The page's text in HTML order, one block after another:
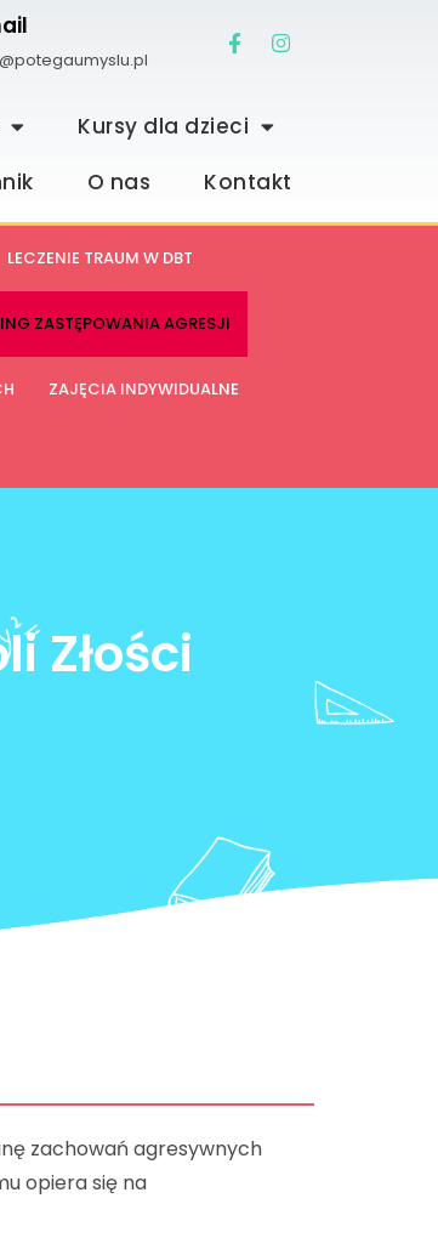
Kursy dla dzieci
O nas Kontakt
LECZENIE TRAUM W DBT
ZASTĘPOWANIA AGRESJI
ZAJĘCIA INDYWIDUALNE
Złości
zachowań agresywnych
opiera się na